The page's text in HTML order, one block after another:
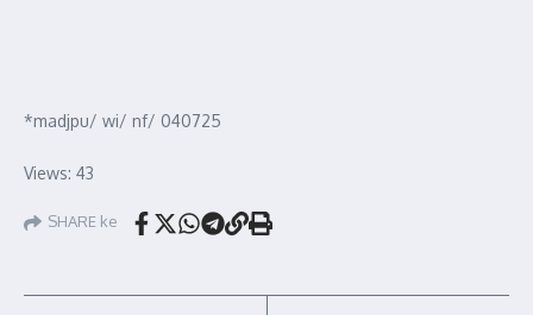
*madjpu/ wi/ nf/ 040725
Views: 43
SHARE ke